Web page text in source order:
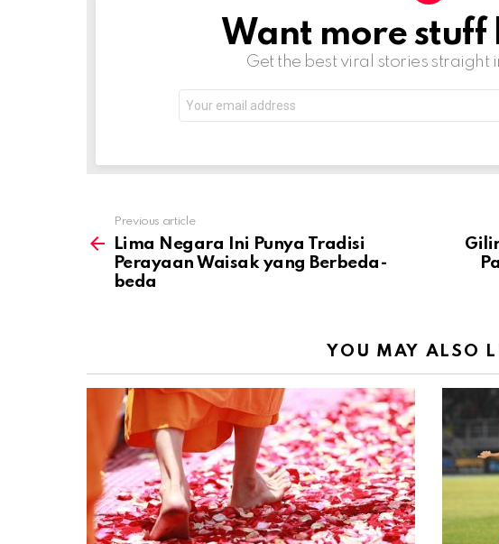
NEWSLETTERWant more stuff
Get the best viral stories straight
address:
more
Previous article
Lima Negara Ini Punya Tradisi
Perayaan Waisak yang Berbeda-
beda
YOU MAY ALSO